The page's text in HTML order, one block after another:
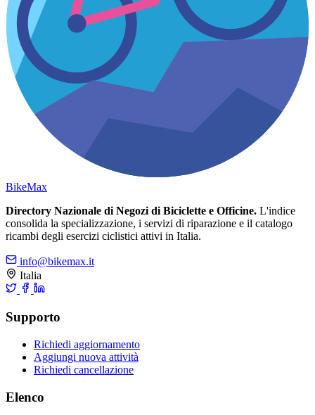
BikeMax
Directory Nazionale di Negozi di Biciclette e Officine. L'indice
consolida la specializzazione, i servizi di riparazione e il catalogo
ricambi degli esercizi ciclistici attivi in Italia.
info@bikemax.it
Italia
Supporto
Richiedi aggiornamento
Aggiungi nuova attività
Richiedi cancellazione
Elenco